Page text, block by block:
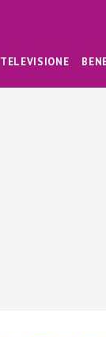
TELEVISIONE